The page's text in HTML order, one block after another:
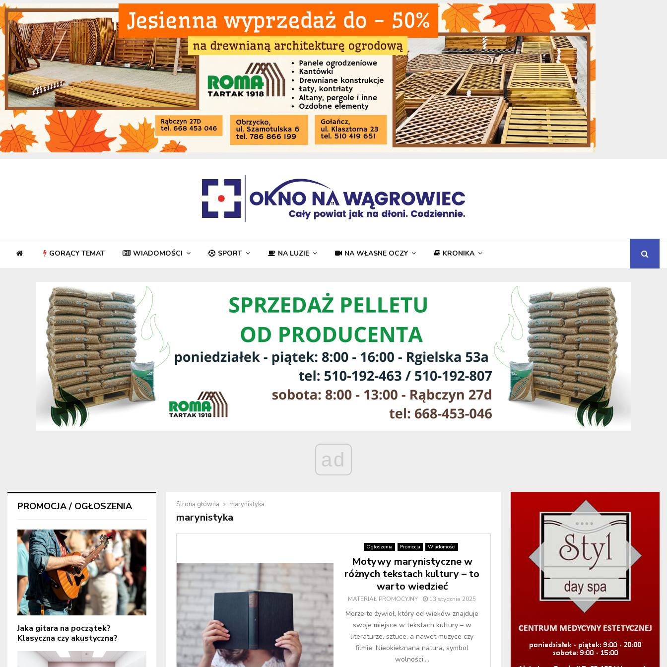
GORĄCY TEMAT WIADOMOŚCI SPORT NA LUZIE NA WŁASNE OCZY KRONIKA
ad
Strona główna marynistyka
marynistyka
Ogłoszenia Promocja Wiadomości
Motywy marynistyczne w
różnych tekstach kultury – to
warto wiedzieć
MATERIAŁ PROMOCYJNY 13 stycznia 2025
Morze to żywioł, który od wieków znajduje
swoje miejsce w tekstach kultury – w
literaturze, sztuce, a nawet muzyce czy
filmie. Nieokiełznana natura, symbol
wolności,...
PROMOCJA / OGŁOSZENIA
Jaka gitara na początek?
Klasyczna czy akustyczna?